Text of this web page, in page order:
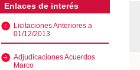
Enlaces de interés
Licitaciones Anteriores a
01/12/2013
Adjudicaciones Acuerdos
Marco